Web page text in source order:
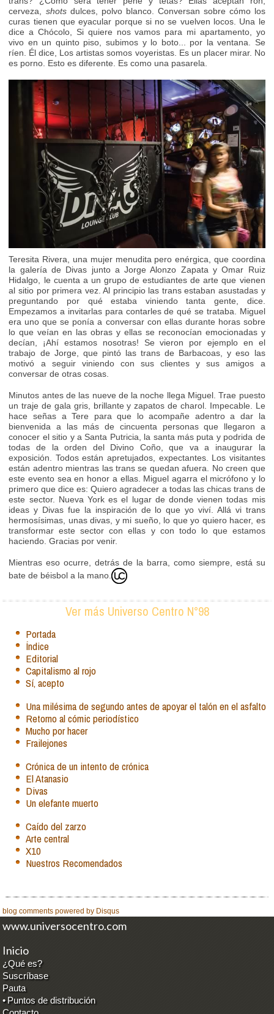
cerveza, shotsdulces, polvo blanco. Conversan sobre cómo los
curas tienen que eyacular porque si no se vuelven locos. Una le
dice a Chócolo, Si quiere nos vamos para mi apartamento, yo
vivo en un quinto piso, subimos y lo boto... por la ventana. Se
ríen. Él dice, Los artistas somos voyeristas. Es un placer mirar. No
es porno. Esto es diferente. Es como una pasarela.
Teresita Rivera, una mujer menudita pero enérgica, que coordina
la galería de Divas junto a Jorge Alonzo Zapata y Omar Ruiz
Hidalgo, le cuenta a un grupo de estudiantes de arte que vienen
al sitio por primera vez. Al principio las trans estaban asustadas y
preguntando por qué estaba viniendo tanta gente, dice.
Empezamos a invitarlas para contarles de qué se trataba. Miguel
era uno que se ponía a conversar con ellas durante horas sobre
lo que veían en las obras y ellas se reconocían emocionadas y
decían, ¡Ahí estamos nosotras! Se vieron por ejemplo en el
trabajo de Jorge, que pintó las trans de Barbacoas, y eso las
motivó a seguir viniendo con sus clientes y sus amigos a
conversar de otras cosas.
Minutos antes de las nueve de la noche llega Miguel. Trae puesto
un traje de gala gris, brillante y zapatos de charol. Impecable. Le
hace señas a Tere para que lo acompañe adentro a dar la
bienvenida a las más de cincuenta personas que llegaron a
conocer el sitio y a Santa Putricia, la santa más puta y podrida de
todas de la orden del Divino Coño, que va a inaugurar la
exposición. Todos están apretujados, expectantes. Los visitantes
están adentro mientras las trans se quedan afuera. No creen que
este evento sea en honor a ellas. Miguel agarra el micrófono y lo
primero que dice es: Quiero agradecer a todas las chicas trans de
este sector. Nueva York es el lugar de donde vienen todas mis
ideas y Divas fue la inspiración de lo que yo viví. Allá vi trans
hermosísimas, unas divas, y mi sueño, lo que yo quiero hacer, es
transformar este sector con ellas y con todo lo que estamos
haciendo. Gracias por venir.
Mientras eso ocurre, detrás de la barra, como siempre, está su
bate de béisbol a la mano.
Ver más Universo Centro N°98
Portada
Índice
Editorial
Capitalismo al rojo
Sí, acepto
Una milésima de segundo antes de apoyar el talón en el asfalto
Retorno al cómic periodístico
Mucho por hacer
Frailejones
Crónica de un intento de crónica
El Atanasio
Divas
Un elefante muerto
Caído del zarzo
Arte central
X10
Nuestros Recomendados
blog comments powered by Disqus
www.universocentro.com
Inicio
¿Qué es?
Suscríbase
Pauta
• Puntos de distribución